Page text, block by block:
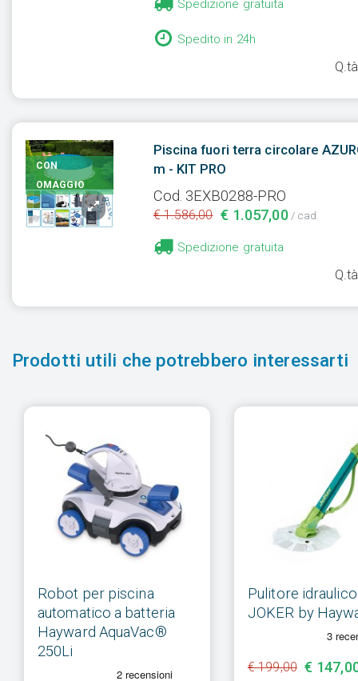
Spedizione gratuita
Spedito in 24h
CON
OMAGGIO
Piscina fuori terra circolare
m - KIT PRO
Cod. 3EXB0288-PRO
€ 1.586,00 € 1.057,00/ cad.
Spedizione gratuita
Prodotti utili che potrebbero interessarti
Robot per piscina
automatico a batteria
Hayward AquaVac®
250Li
Pulitore idraulico
JOKER by
€ 199,00 €